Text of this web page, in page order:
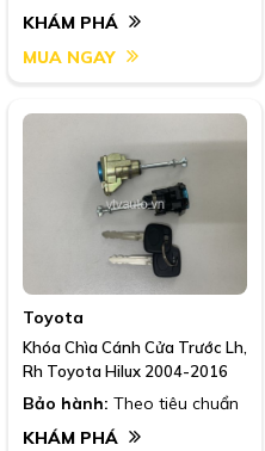
KHÁM PHÁ
MUA NGAY
Toyota
Khóa Chìa Cánh Cửa Trước Lh,
Rh Toyota Hilux 2004-2016
Bảo hành: Theo tiêu chuẩn
KHÁM PHÁ